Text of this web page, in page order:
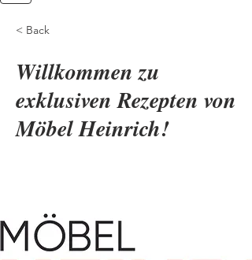
< Back
Willkommen zu
exklusiven Rezepten von
Möbel Heinrich!